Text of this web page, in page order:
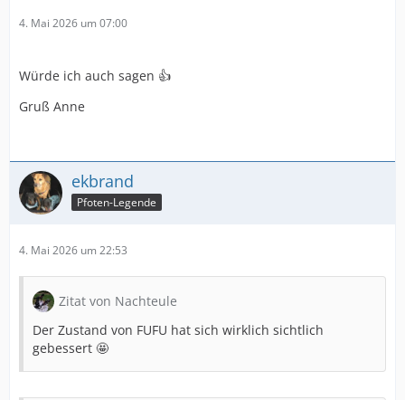
4. Mai 2026 um 07:00
Würde ich auch sagen 👍
Gruß Anne
ekbrand
Pfoten-Legende
4. Mai 2026 um 22:53
Zitat von Nachteule
Der Zustand von FUFU hat sich wirklich sichtlich
gebessert 🤩